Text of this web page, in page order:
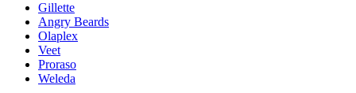
Gillette
Angry Beards
Olaplex
Veet
Proraso
Weleda